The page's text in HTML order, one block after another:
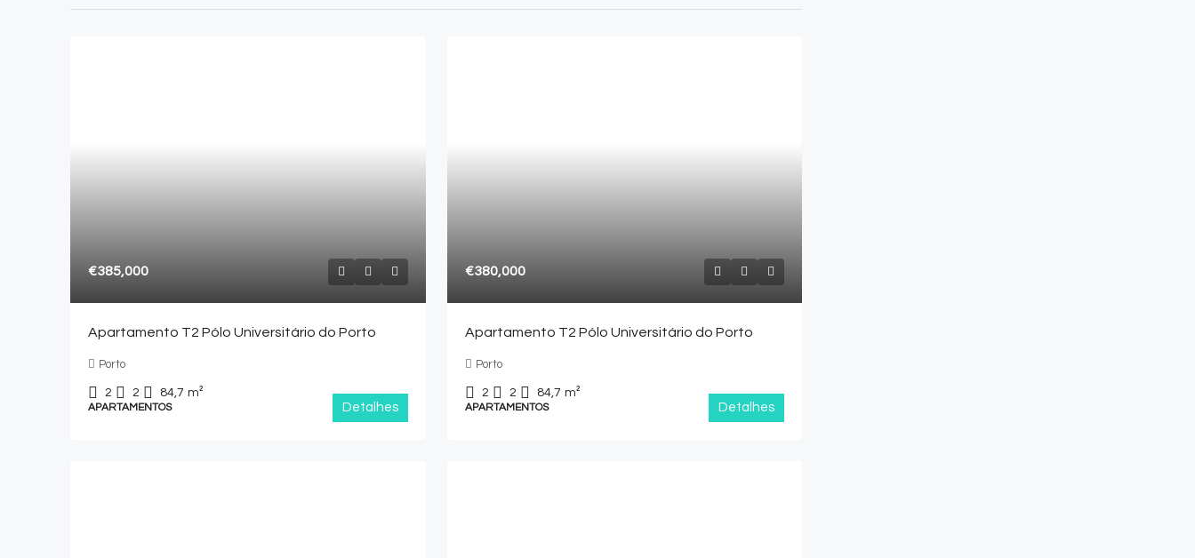
€385,000
Apartamento T2 Pólo Universitário do Porto
Porto
2 2 84,7 m²
APARTAMENTOS Detalhes
€380,000
Apartamento T2 Pólo Universitário do Porto
Porto
2 2 84,7 m²
APARTAMENTOS Detalhes